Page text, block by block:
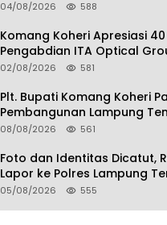
Perkebunan Lampung,
Menuju Indonesia Emas 2045
04/08/2026 588
Komang Koheri Apresiasi
Pengabdian ITA Optical
Kesehatan Mata
02/08/2026 581
Plt. Bupati Komang Koheri
Pembangunan Lampung
pada SDM, Ekonomi,
08/08/2026 561
Foto dan Identitas Dicatut,
Lapor ke Polres Lampung
05/08/2026 555